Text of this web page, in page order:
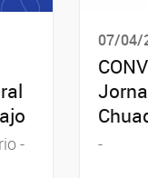
-
07/04/
-